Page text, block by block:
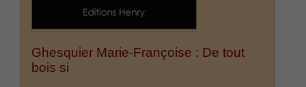
Ghesquier Marie-Françoise : De tout
bois si